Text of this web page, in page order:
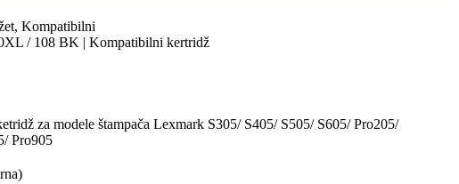
, Kompatibilni
/ 108 BK | Kompatibilni kertridž
za modele štampača Lexmark S305/ S405/ S505/ S605/ Pro205/
Pro905